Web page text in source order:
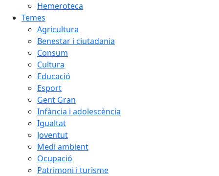
Hemeroteca
Temes
Agricultura
Benestar i ciutadania
Consum
Cultura
Educació
Esport
Gent Gran
Infància i adolescència
Igualtat
Joventut
Medi ambient
Ocupació
Patrimoni i turisme